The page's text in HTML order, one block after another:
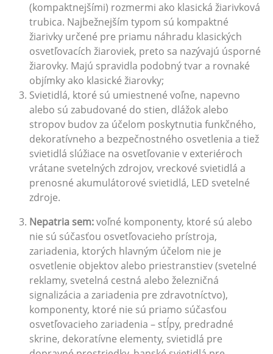
(kompaktnejšími) rozmermi ako klasická žiarivková
trubica. Najbežnejším typom sú kompaktné
žiarivky určené pre priamu náhradu klasických
osvetľovacích žiaroviek, preto sa nazývajú úsporné
žiarovky. Majú spravidla podobný tvar a rovnaké
objímky ako klasické žiarovky;
Svietidlá, ktoré sú umiestnené voľne, napevno
alebo sú zabudované do stien, dlážok alebo
stropov budov za účelom poskytnutia funkčného,
dekoratívneho a bezpečnostného osvetlenia a tiež
svietidlá slúžiace na osvetľovanie v exteriéroch
vrátane svetelných zdrojov, vreckové svietidlá a
prenosné akumulátorové svietidlá, LED svetelné
zdroje.
Nepatria sem:voľné komponenty, ktoré sú alebo
nie sú súčasťou osvetľovacieho prístroja,
zariadenia, ktorých hlavným účelom nie je
osvetlenie objektov alebo priestranstiev (svetelné
reklamy, svetelná cestná alebo železničná
signalizácia a zariadenia pre zdravotníctvo),
komponenty, ktoré nie sú priamo súčasťou
osvetľovacieho zariadenia – stĺpy, predradné
skrine, dekoratívne elementy, svietidlá pre